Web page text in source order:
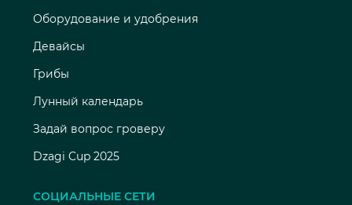
Оборудование и удобрения
Девайсы
Грибы
Лунный календарь
Задай вопрос гроверу
Dzagi Cup 2025
СОЦИАЛЬНЫЕ СЕТИ